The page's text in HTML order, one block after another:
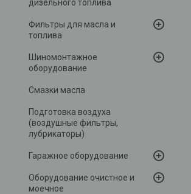
дизельного топлива
Фильтры для масла и
топлива
Шиномонтажное
оборудование
Смазки масла
Подготовка воздуха
(воздушные фильтры,
лубрикаторы)
Гаражное оборудование
Оборудование очистное и
моечное